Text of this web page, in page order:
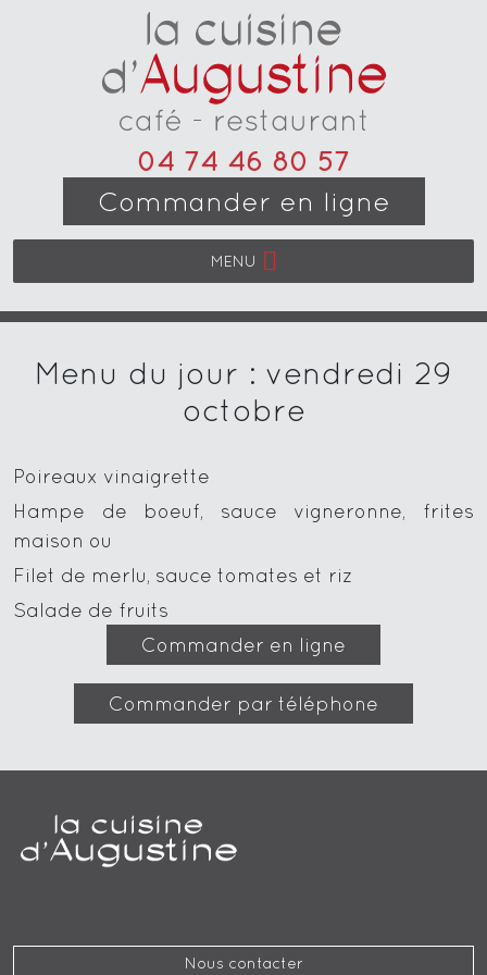
04 74 46 80 57
Commander en ligne
MENU
Menu du jour : vendredi 29
octobre
Poireaux vinaigrette
Hampe de boeuf, sauce vigneronne, frites
maison ou
Filet de merlu, sauce tomates et riz
Salade de fruits
Commander en ligne
Commander par téléphone
Nous contacter